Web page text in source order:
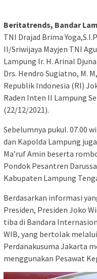
Beritatrends, Bandar
TNI Drajad Brima
II/Sriwijaya Mayjen TNI
Lampung Ir. H. Arinal
Drs. Hendro Sugiatno, M.
Republik Indonesia (RI)
Raden Inten II Lampung
(22/12/2021).
Sebelumnya pukul. 07.00
dan Kapolda Lampung
Ma’ruf Amin beserta
Pondok Pesantren
Kabupaten Lampung
Berdasarkan informasi
Presiden, Presiden Joko
tiba di Bandara
WIB, yang bertolak
Perdanakusuma Jakarta
menggunakan Pesawat